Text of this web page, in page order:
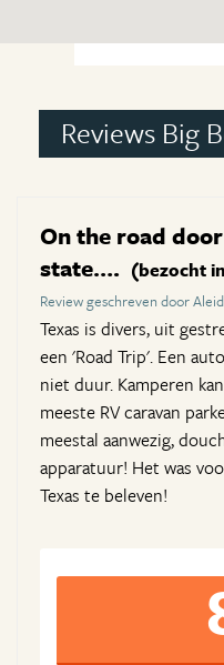
Reviews Big
On the road
state…. (bezocht
Review geschreven door
Texas is divers, uit
een 'Road Trip'. Een
niet duur. Kamperen
meeste RV caravan
meestal aanwezig,
apparatuur! Het was
Texas te beleven!